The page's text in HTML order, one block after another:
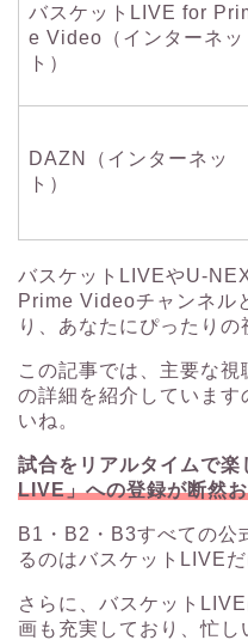
バスケットLIVE for
e Video（インターネッ
ト）
DAZN（インターネッ
ト）
バスケットLIVEやU-
Prime Videoチャンネル
り、あなたにぴったりの
この記事では、主要な
の詳細を紹介しています
いね。
試合をリアルタイムで楽
LIVE」への登録が断然
B1・B2・B3すべての公
るのはバスケットLIVEだ
さらに、バスケット
画も充実しており、忙